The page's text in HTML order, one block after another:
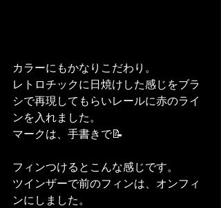
カラーにもかなりこだわり。
レトロチックに日焼けした感じをブラ
シで再現してもらいレールに赤のライ
ンを入れました。
マークは、手書きで📝
フィンつけるとこんな感じです。
ツインザーで前のフィンは、オンフィ
ンにしました。